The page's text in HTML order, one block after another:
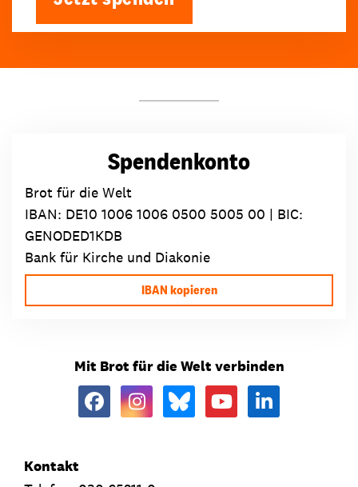
Spendenkonto
Brot für die Welt
IBAN: DE10 1006 1006 0500 5005 00 | BIC:
GENODED1KDB
Bank für Kirche und Diakonie
IBAN kopieren
Mit Brot für die Welt verbinden
Kontakt